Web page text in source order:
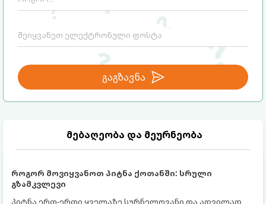
გაგზავნა
მებაღეობა და მეურნეობა
როგორ მოვიყვანოთ პიტნა ქოთანში: სრული
გზამკვლევი
პიტნა ერთ-ერთი ყველაზე სურნელოვანი და ადვილად